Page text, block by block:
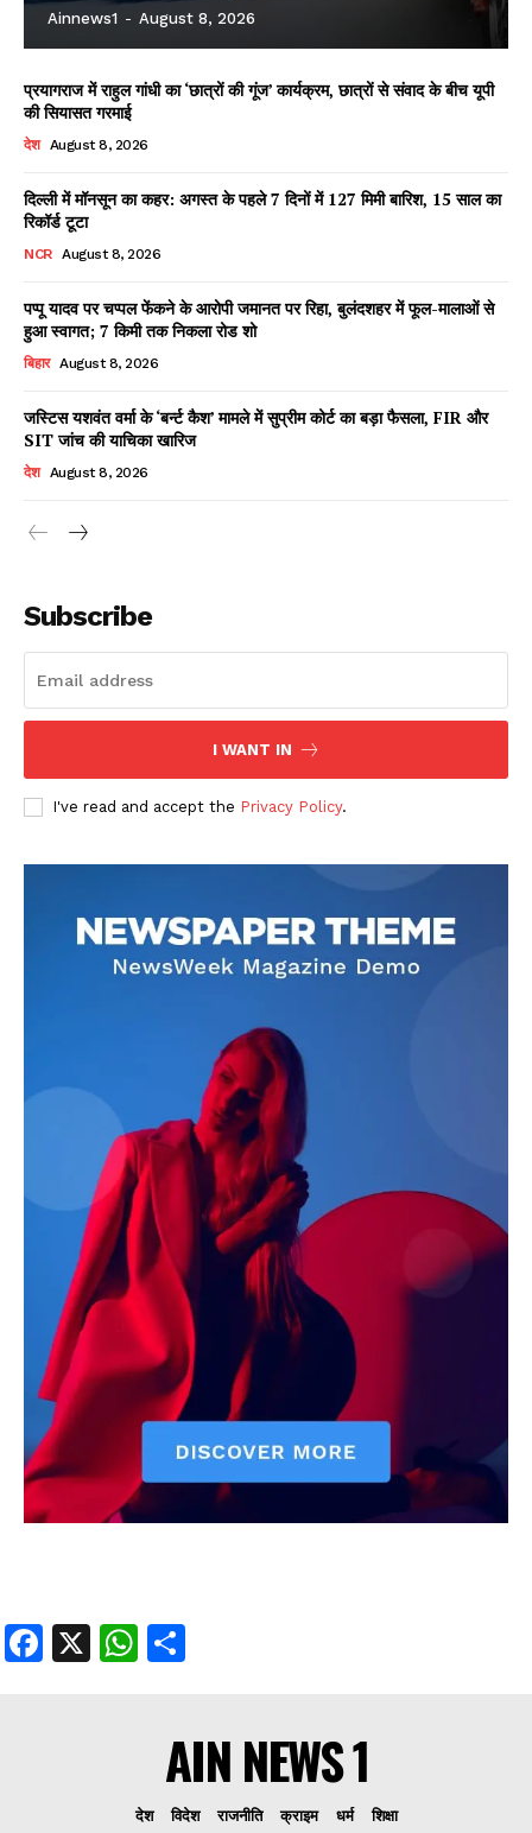
Facebook
X WhatsApp
Share
Read Latest News on AIN
DOWNLOAD NOW
AIN NEWS 1
Contact Us
About Us
Privacy Policy
Terms of Use Agreement
Facebook
X WhatsApp
Share
Ainnews1 - August 8, 2026
प्रयागराज में राहुल गांधी का ‘छात्रों की गूंज’ कार्यक्रम, छात्रों से संवाद के बीच यूपी
की सियासत गरमाई
देश August 8, 2026
दिल्ली में मॉनसून का कहर: अगस्त के पहले 7 दिनों में 127 मिमी बारिश, 15 साल का
रिकॉर्ड टूटा
NCR August 8, 2026
पप्पू यादव पर चप्पल फेंकने के आरोपी जमानत पर रिहा, बुलंदशहर में फूल-मालाओं से
हुआ स्वागत; 7 किमी तक निकला रोड शो
बिहार August 8, 2026
जस्टिस यशवंत वर्मा के ‘बर्न्ट कैश’ मामले में सुप्रीम कोर्ट का बड़ा फैसला, FIR और
SIT जांच की याचिका खारिज
देश August 8, 2026
Subscribe
I WANT IN
I've read and accept the Privacy Policy.
Facebook
X WhatsApp
AIN NEWS 1
देश विदेश राजनीति क्राइम धर्म शिक्षा